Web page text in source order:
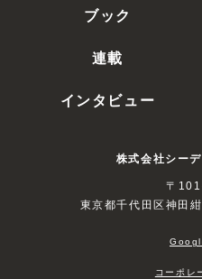
ブック
連載
インタビュー
株式会社シー
〒
東京都千代田区神田
コーポレ